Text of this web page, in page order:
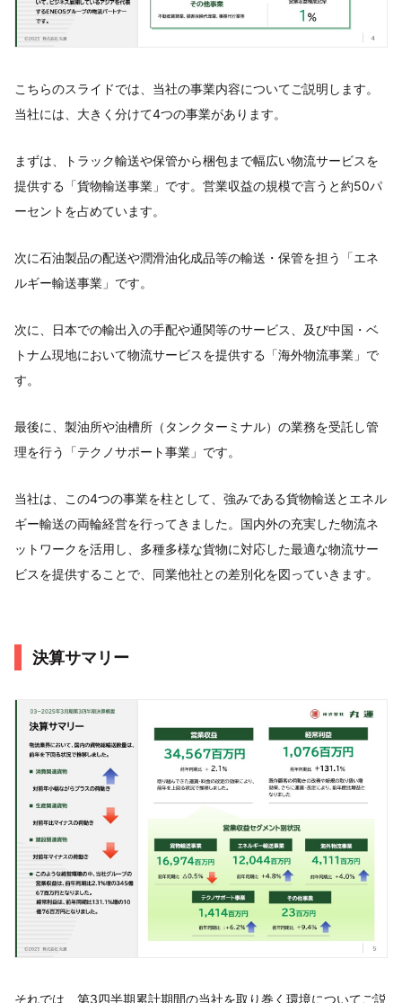
こちらのスライドでは、当社の事業内容についてご説明します。
当社には、大きく分けて4つの事業があります。
まずは、トラック輸送や保管から梱包まで幅広い物流サービスを
提供する「貨物輸送事業」です。営業収益の規模で言うと約50パ
ーセントを占めています。
次に石油製品の配送や潤滑油化成品等の輸送・保管を担う「エネ
ルギー輸送事業」です。
次に、日本での輸出入の手配や通関等のサービス、及び中国・ベ
トナム現地において物流サービスを提供する「海外物流事業」で
す。
最後に、製油所や油槽所（タンクターミナル）の業務を受託し管
理を行う「テクノサポート事業」です。
当社は、この4つの事業を柱として、強みである貨物輸送とエネル
ギー輸送の両輪経営を行ってきました。国内外の充実した物流ネ
ットワークを活用し、多種多様な貨物に対応した最適な物流サー
ビスを提供することで、同業他社との差別化を図っていきます。
決算サマリー
それでは、第3四半期累計期間の当社を取り巻く環境についてご説